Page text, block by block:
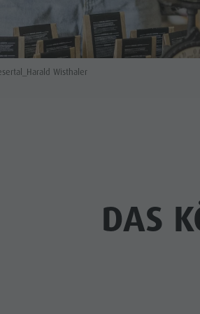
Wisthaler
DAS